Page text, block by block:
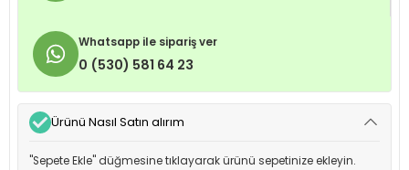
Whatsapp ile sipariş ver
0 (530) 581 64 23
Ürünü Nasıl Satın alırım
"Sepete Ekle" düğmesine tıklayarak ürünü sepetinize ekleyin.